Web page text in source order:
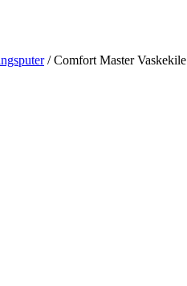
/ Comfort Master Vaskekile